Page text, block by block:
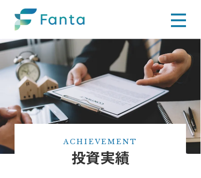
ACHIEVEMENT
投資実績